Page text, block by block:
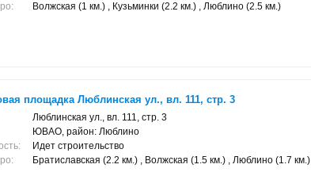
Волжская (1 км.) , Кузьминки (2.2 км.) , Люблино (2.5 км.)
площадка Люблинская ул., вл. 111, стр. 3
Люблинская ул., вл. 111, стр. 3
ЮВАО, район: Люблино
Идет строительство
Братиславская (2.2 км.) , Волжская (1.5 км.) , Люблино (1.7 км.)